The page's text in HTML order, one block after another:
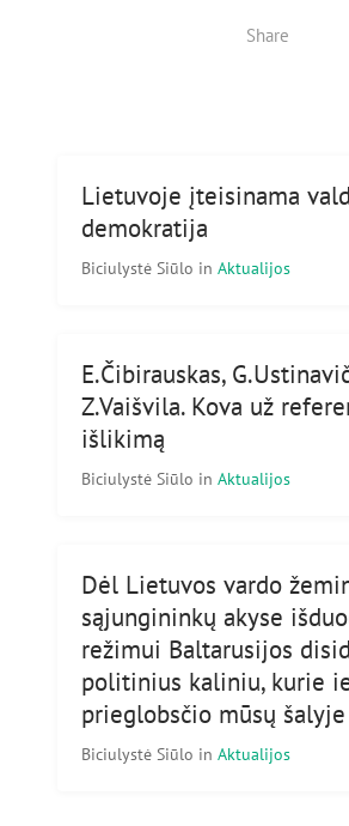
Share
Lietuvoje įteisinama
demokratija
Biciulystė Siūlo in Aktualijos
E.Čibirauskas,
Z.Vaišvila. Kova už
išlikimą
Biciulystė Siūlo in Aktualijos
Dėl Lietuvos vardo
sąjungininkų akyse
režimui Baltarusijos
politinius kaliniu, kurie
prieglobsčio mūsų šalyje
Biciulystė Siūlo in Aktualijos